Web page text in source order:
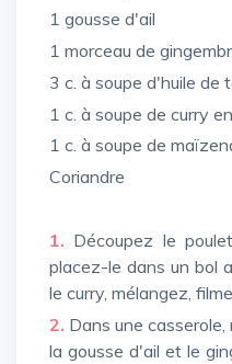
1 gousse d'ail
1 morceau de
3 c. à soupe d'huile de
1 c. à soupe de curry
1 c. à soupe de
Coriandre
1. Découpez le
placez-le dans un bol
le curry, mélangez,
2. Dans une
la gousse d'ail et le